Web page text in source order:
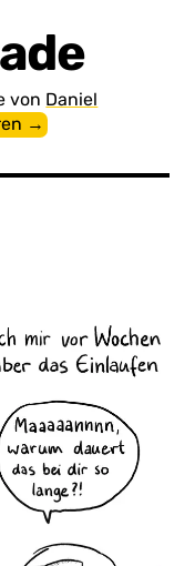
von Daniel
→